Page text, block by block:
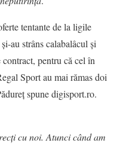
tentante de la ligile
au strâns calabalâcul și
pentru că cel în
Sport au mai rămas doi
spune digisport.ro.
cu noi. Atunci când am